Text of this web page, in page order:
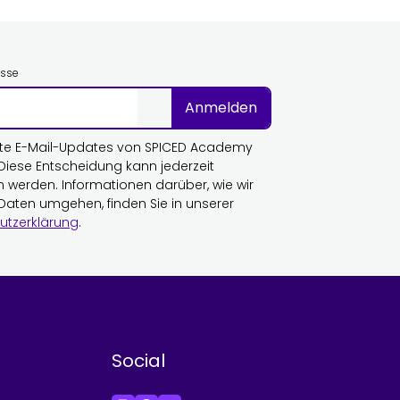
Anmelden
E-Mail-Updates von SPICED Academy
Entscheidung kann jederzeit
werden. Informationen darüber, wie wir
umgehen, finden Sie in unserer
.
Social